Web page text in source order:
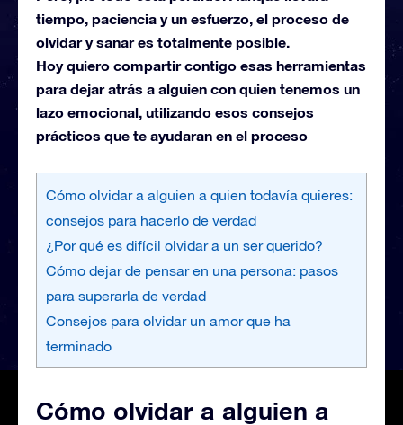
tiempo, paciencia y un esfuerzo, el proceso de
olvidar y sanar es totalmente posible.
Hoy quiero compartir contigo esas herramientas
para dejar atrás a alguien con quien tenemos un
lazo emocional, utilizando esos consejos
prácticos que te ayudaran en el proceso
Cómo olvidar a alguien a quien todavía quieres:
consejos para hacerlo de verdad
¿Por qué es difícil olvidar a un ser querido?
Cómo dejar de pensar en una persona: pasos
para superarla de verdad
Consejos para olvidar un amor que ha
terminado
Cómo olvidar a alguien a